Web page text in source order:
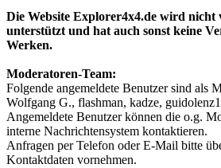
Die Website Explorer4x4.de wird nicht
unterstützt und hat auch sonst keine
Werken.
Moderatoren-Team:
Folgende angemeldete Benutzer sind als
Wolfgang G., flashman, kadze,
Angemeldete Benutzer können die o.g.
interne Nachrichtensystem kontaktieren.
Anfragen per Telefon oder E-Mail bitte
Kontaktdaten vornehmen.